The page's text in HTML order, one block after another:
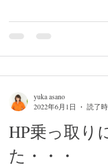
HP乗っ取り
た・・・
yuka asano
2022年6月1日
読了